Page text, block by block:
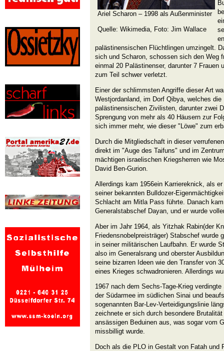
Ariel Scharon – 1998 als Außenminister
Quelle: Wikimedia, Foto: Jim Wallace
palästinensischen Flüchtlingen umzingelt.
sich und Scharon, schossen sich den Weg
einmal 20 Palästinenser, darunter 7 Frauen
zum Teil schwer verletzt.
Einer der schlimmsten Angriffe dieser Art
Westjordanland, im Dorf Qibya, welches
palästinensischen Zivilisten, darunter zwei
Sprengung von mehr als 40 Häusern zur
sich immer mehr, wie dieser "Löwe" zum
Durch die Mitgliedschaft in dieser
direkt im "Auge des Taifuns" und im
mächtigen israelischen Kriegsherren wie
David Ben-Gurion.
Allerdings kam 1956ein Karriereknick, als
seiner bekannten Bulldozer-
Schlacht am Mitla Pass führte. Danach
Generalstabschef Dayan, und er wurde
Aber im Jahr 1964, als Yitzhak Rabin(der
Friedensnobelpreisträger) Stabschef wurde
in seiner militärischen Laufbahn. Er wurde
also im Generalsrang und oberster
seine bizarren Ideen wie den Transfer von
eines Krieges schwadronieren. Allerdings
1967 nach dem Sechs-Tage-Krieg
der Südarmee im südlichen Sinai und
sogenannten Bar-Lev-Verteidigungslinie
zeichnete er sich durch besondere
ansässigen Beduinen aus, was sogar vom
missbilligt wurde.
Doch als die PLO in Gestalt von Fatah und